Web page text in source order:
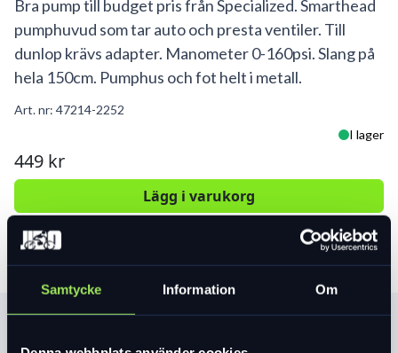
Samtycke Information Om
Bra pump till budget pris från Specialized. Smarthead
pumphuvud som tar auto och presta ventiler. Till
dunlop krävs adapter. Manometer 0-160psi. Slang på
hela 150cm. Pumphus och fot helt i metall.
Art. nr: 47214-2252
I lager
449 kr
Lägg i varukorg